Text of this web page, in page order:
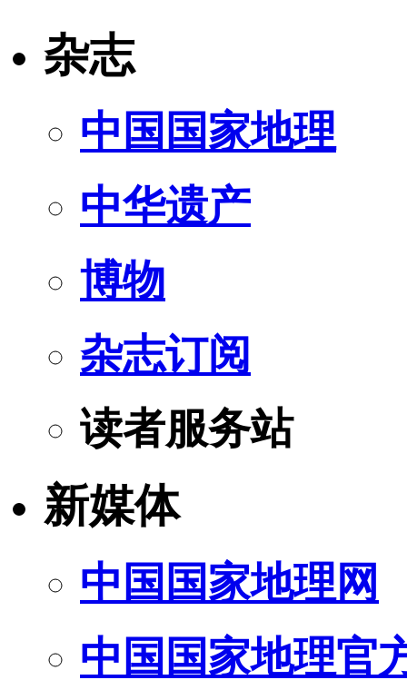
杂志
中国国家地理
中华遗产
博物
杂志订阅
读者服务站
新媒体
中国国家地理网
中国国家地理官